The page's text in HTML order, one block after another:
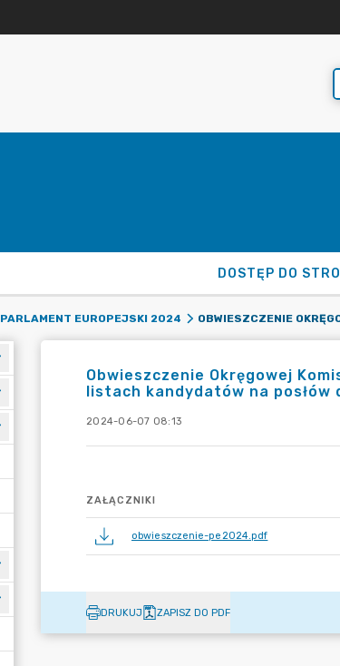
DOSTĘP DO
PARLAMENT EUROPEJSKI 2024
Obwieszczenie Okręgowej
listach kandydatów na posłów
2024-06-07 08:13
ZAŁĄCZNIKI
obwieszczenie-pe2024.pdf
DRUKUJ ZAPISZ DO PDF